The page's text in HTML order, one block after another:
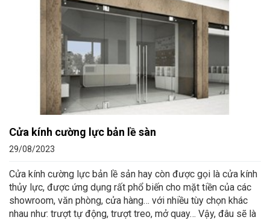
Cửa kính cường lực bản lề sàn
29/08/2023
Cửa kính cường lực bản lề sản hay còn được gọi là cửa kính
thủy lực, được ứng dụng rất phổ biến cho mặt tiền của các
showroom, văn phòng, cửa hàng… với nhiều tùy chọn khác
nhau như: trượt tự động, trượt treo, mở quay… Vậy, đâu sẽ là